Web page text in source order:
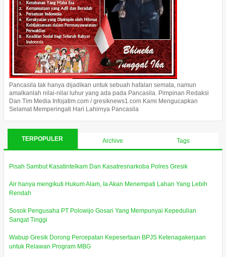
Pancasila tak hanya dijadikan untuk sebuah hafalan semata, namun
amalkanlah nilai-nilai luhur yang ada pada Pancasila. Pimpinan Redaksi
Dan Tim Media Infojatim.com / gresiknews1.com Kami Mengucapkan
Selamat Memperingati Hari Lahirnya Pancasila
TERPOPULER Archive Tags
Pisah Sambut Kasatintelkam Dan Kasatresnarkoba Polres Gresik
Air hanya mengikuti Hukum Alam, Ia Akan Menempati Lahan Yang Lebih
Rendah
Sosok Pengusaha PT Polowijo Gosari Yang Mempunyai Kepedulian
Sangat Tinggi
Wabup Gresik Dorong Percepatan Kepesertaan BPJS Ketenagakerjaan
untuk Relawan Program MBG